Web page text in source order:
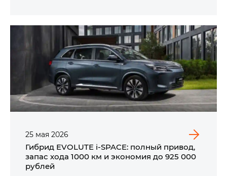
25 мая 2026
Гибрид EVOLUTE i‑SPACE: полный привод,
запас хода 1000 км и экономия до 925 000
рублей